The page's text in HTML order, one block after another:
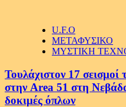
U.F.O
ΜΕΤΑΦΥΣΙΚΟ
ΜΥΣΤΙΚΗ
Τουλάχιστον 17
στην Area 51 στη
δοκιμές όπλων